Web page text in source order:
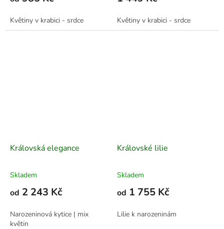
Květiny v krabici - srdce Květiny v krabici - srdce
Královská elegance
Skladem
od 2 243 Kč
Narozeninová kytice | mix
květin
Královské lilie
Skladem
od 1 755 Kč
Lilie k narozeninám